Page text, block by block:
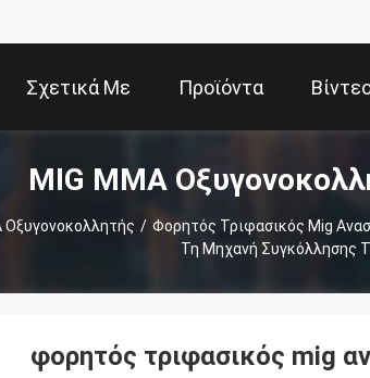
Σχετικά Με
Εμάς
Προϊόντα
MIG MMA
Οξυγονοκολλητής / Φορητός Τριφασικός Mig
Τη Μηχανή Συγκόλλησης
φορητός τριφασικός mig